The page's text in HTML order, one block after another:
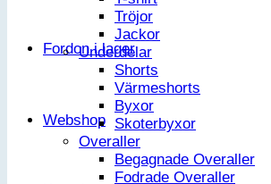
Fordon i lager
Webshop
Tröjor
Jackor
Underdelar
Shorts
Värmeshorts
Byxor
Skoterbyxor
Overaller
Begagnade Overaller
Fodrade Overaller